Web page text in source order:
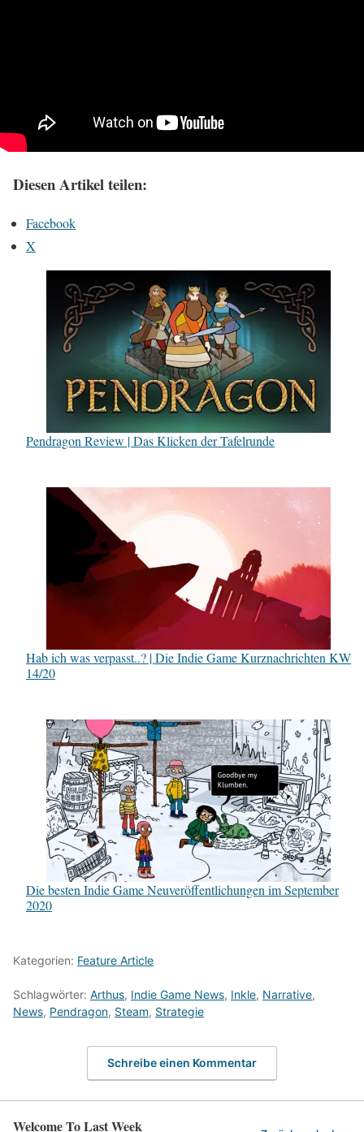
Diesen Artikel teilen:
Facebook
X
Pendragon Review | Das Klicken der Tafelrunde
Hab ich was verpasst..? | Die Indie Game Kurznachrichten KW
14/20
Die besten Indie Game Neuveröffentlichungen im September
2020
Kategorien: Feature Article
Schlagwörter: Arthus, Indie Game News, Inkle, Narrative,
News, Pendragon, Steam, Strategie
Schreibe einen Kommentar
Welcome To Last Week